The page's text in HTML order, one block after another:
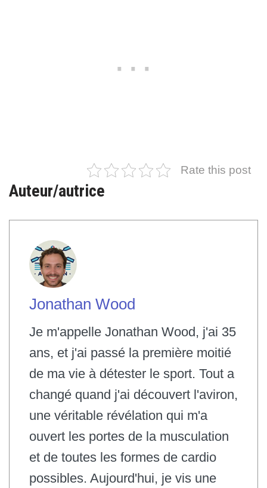
Rate this post
Auteur/autrice
Jonathan Wood
Je m'appelle Jonathan Wood, j'ai 35
ans, et j'ai passé la première moitié
de ma vie à détester le sport. Tout a
changé quand j'ai découvert l'aviron,
une véritable révélation qui m'a
ouvert les portes de la musculation
et de toutes les formes de cardio
possibles. Aujourd'hui, je vis une